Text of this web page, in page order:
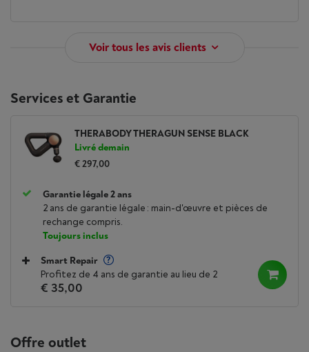
Voir tous les avis clients
Services et Garantie
THERABODY THERAGUN SENSE BLACK
Livré demain
€ 297,00
Garantie légale 2 ans
2 ans de garantie légale : main-d'œuvre et pièces de
rechange compris.
Toujours inclus
Smart Repair
Profitez de 4 ans de garantie au lieu de 2
€ 35,00
Offre outlet